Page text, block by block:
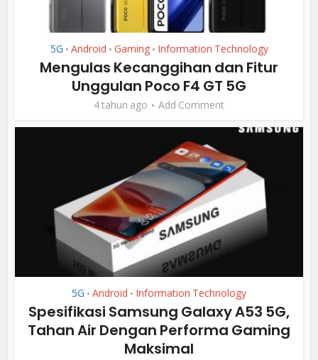
5G • Android • Gaming • Information Technology
Mengulas Kecanggihan dan Fitur
Unggulan Poco F4 GT 5G
4 tahun ago Add Comment
5G • Android • Information Technology
Spesifikasi Samsung Galaxy A53 5G,
Tahan Air Dengan Performa Gaming
Maksimal